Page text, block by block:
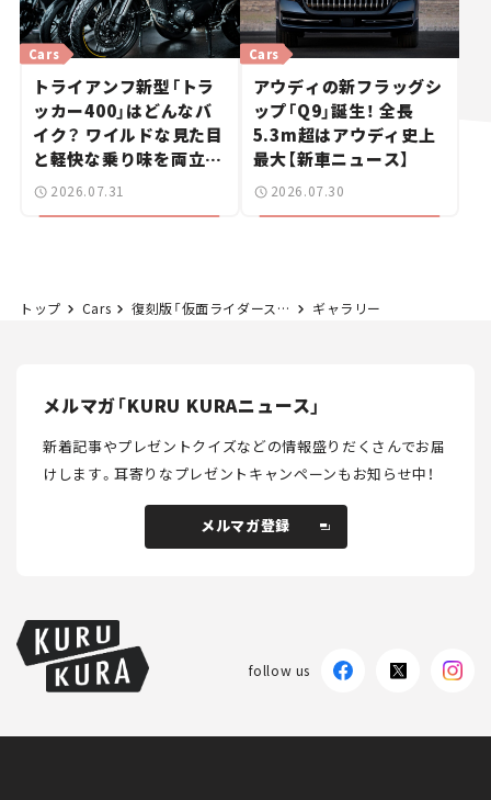
トライアンフ新型「トラ
ッカー400」はどんなバ
イク？ ワイルドな見た目
と軽快な乗り味を両立し
た400ccフラットトラッ
カー【試乗レビュー】
Cars
2026.07.31
アウディの新フラッグシ
ップ「Q9」誕生！ 全長
5.3m超はアウディ史上
最大【新車ニュース】
Cars
2026.07.30
トップ Cars 復刻版「仮面ライダースナック」が登場も即販売休止。パッケージをオマージュしバイクの角度までそっくり⁉ ギャラリー
メルマガ「KURU KURAニュース」
新着記事やプレゼントクイズなどの情報盛りだくさんでお届
けします。耳寄りなプレゼントキャンペーンもお知らせ中！
メルマガ登録
follow us